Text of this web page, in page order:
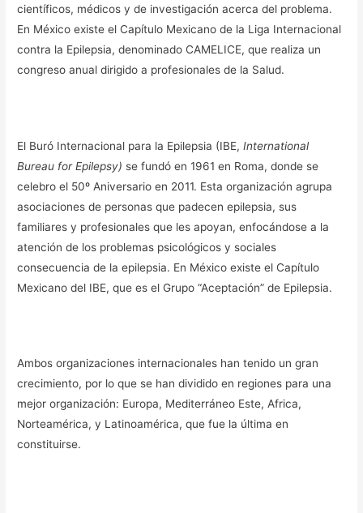
científicos, médicos y de investigación acerca del problema.
En México existe el Capítulo Mexicano de la Liga Internacional
contra la Epilepsia, denominado CAMELICE, que realiza un
congreso anual dirigido a profesionales de la Salud.
El Buró Internacional para la Epilepsia (IBE,International
Bureau for Epilepsy) se fundó en 1961 en Roma, donde se
celebro el 50º Aniversario en 2011. Esta organización agrupa
asociaciones de personas que padecen epilepsia, sus
familiares y profesionales que les apoyan, enfocándose a la
atención de los problemas psicológicos y sociales
consecuencia de la epilepsia. En México existe el Capítulo
Mexicano del IBE, que es el Grupo “Aceptación” de Epilepsia.
Ambos organizaciones internacionales han tenido un gran
crecimiento, por lo que se han dividido en regiones para una
mejor organización: Europa, Mediterráneo Este, Africa,
Norteamérica, y Latinoamérica, que fue la última en
constituirse.